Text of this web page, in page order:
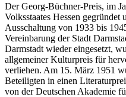
Der Georg-Büchner-Preis, im
Volksstaates Hessen gegründet
Ausschaltung von 1933 bis
Vereinbarung der Stadt
Darmstadt wieder eingesetzt,
allgemeiner Kulturpreis für
verliehen. Am 15. März 1951
Beteiligten in einen
von der Deutschen Akademie